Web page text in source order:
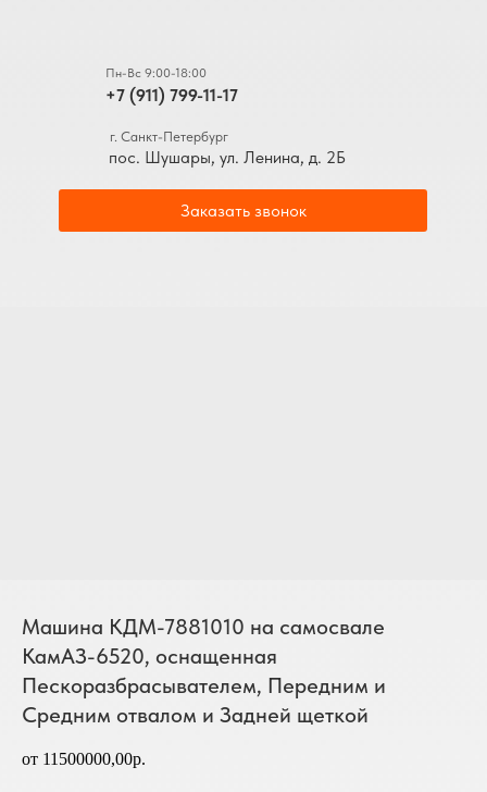
+7 (911) 799-11-17
Пн-Вс 9:00-18:00
Заказать звонок
пос. Шушары, ул. Ленина, д. 2Б
г. Санкт-Петербург
Машина КДМ-7881010 на самосвале
КамАЗ-6520, оснащенная
Пескоразбрасывателем, Передним и
Средним отвалом и Задней щеткой
от 11500000,00р.